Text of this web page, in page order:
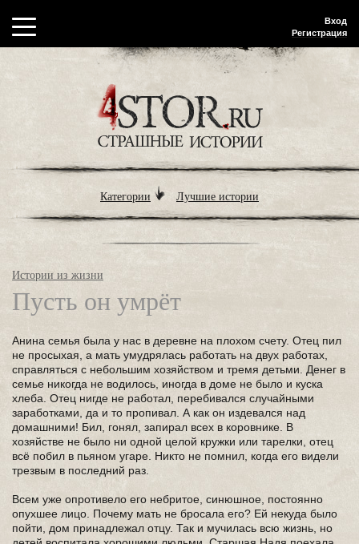
Вход
Регистрация
Категории Лучшие истории
Истории из жизни
Пусть он умрёт
Анина семья была у нас в деревне на плохом счету. Отец пил
не просыхая, а мать умудрялась работать на двух работах,
справляться с небольшим хозяйством и тремя детьми. Денег в
семье никогда не водилось, иногда в доме не было и куска
хлеба. Отец нигде не работал, перебивался случайными
заработками, да и то пропивал. А как он издевался над
домашними! Бил, гонял, запирал всех в коровнике. В
хозяйстве не было ни одной целой кружки или тарелки, отец
всё побил в пьяном угаре. Никто не помнил, когда его видели
трезвым в последний раз.
Всем уже опротивело его небритое, синюшное, постоянно
опухшее лицо. Почему мать не бросала его? Ей некуда было
пойти, дом принадлежал отцу. Так и мучилась всю жизнь, но